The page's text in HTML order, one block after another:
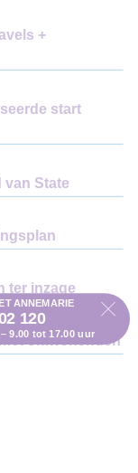
ANNEMARIE
120
9.00 tot 17.00 uur
+
start
van State
ter inzage
omwonenden